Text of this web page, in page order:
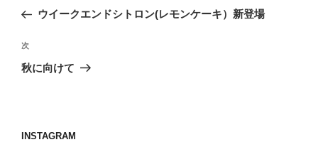
ナ
ビ
ゲ
ン
の
稿
ウイークエンドシトロン(レモンケーキ）新登場
次
の
次
秋に向けて
INSTAGRAM